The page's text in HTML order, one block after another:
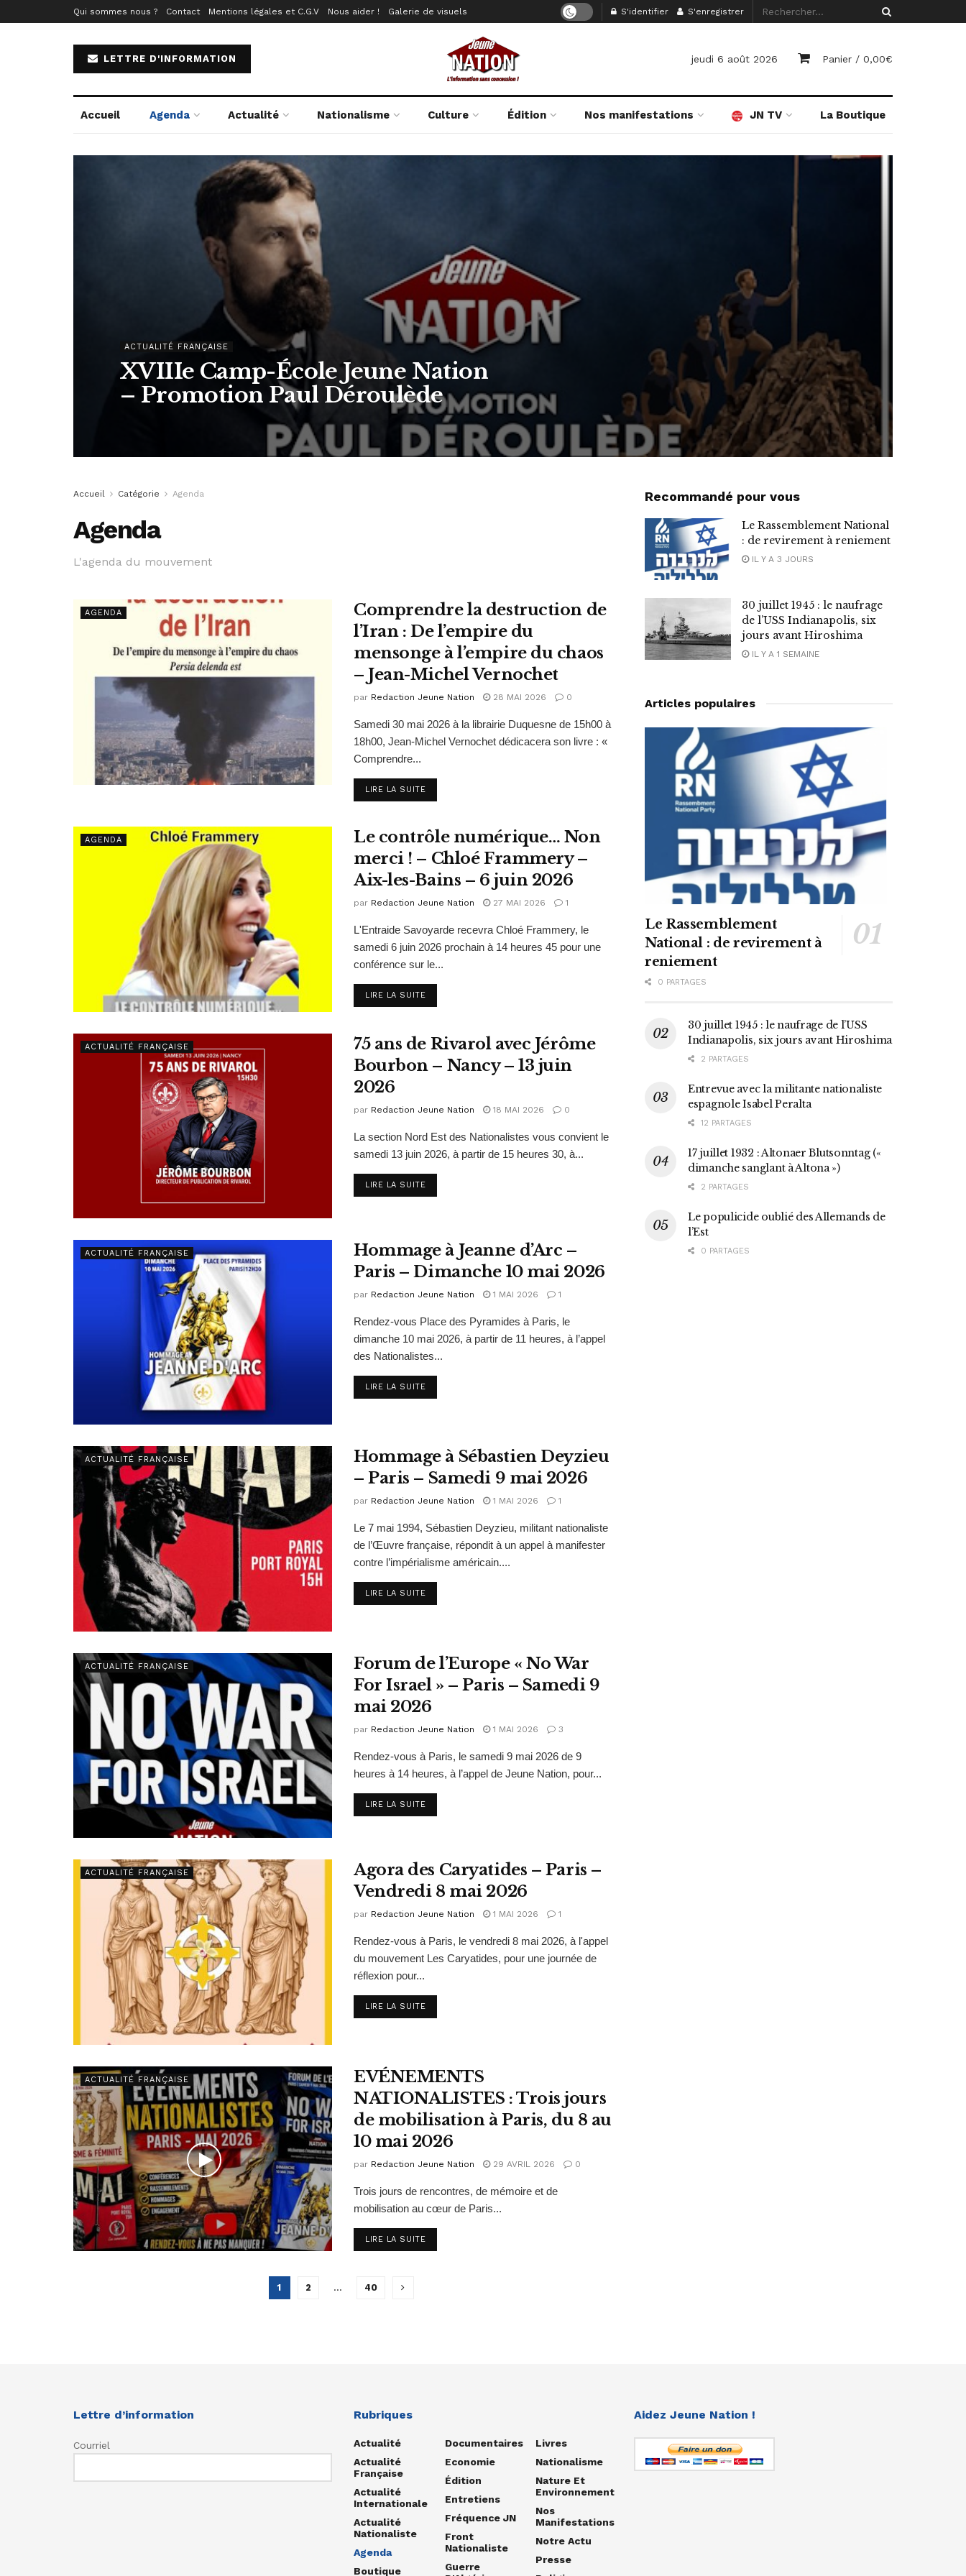
Qui sommes nous ? Contact Mentions légales et C.G.V Nous aider ! Galerie de visuels S'identifier S'enregistrer
LETTRE D'INFORMATION jeudi 6 août 2026 Panier / 0,00€
Accueil Agenda Actualité Nationalisme Culture Édition Nos manifestations JN TV La Boutique
ACTUALITÉ FRANÇAISE
XVIIIe Camp-École Jeune Nation
– Promotion Paul Déroulède
Accueil Catégorie Agenda
Agenda
L'agenda du mouvement
AGENDA
Comprendre la destruction de
l’Iran : De l’empire du
mensonge à l’empire du chaos
– Jean-Michel Vernochet
par Redaction Jeune Nation 28 MAI 2026 0
Samedi 30 mai 2026 à la librairie Duquesne de 15h00 à
18h00, Jean-Michel Vernochet dédicacera son livre : «
Comprendre...
LIRE LA SUITEDETAILS
AGENDA
Le contrôle numérique… Non
merci ! – Chloé Frammery –
Aix-les-Bains – 6 juin 2026
par Redaction Jeune Nation 27 MAI 2026 1
L'Entraide Savoyarde recevra Chloé Frammery, le
samedi 6 juin 2026 prochain à 14 heures 45 pour une
conférence sur le...
LIRE LA SUITEDETAILS
ACTUALITÉ FRANÇAISE
75 ans de Rivarol avec Jérôme
Bourbon – Nancy – 13 juin
2026
par Redaction Jeune Nation 18 MAI 2026 0
La section Nord Est des Nationalistes vous convient le
samedi 13 juin 2026, à partir de 15 heures 30, à...
LIRE LA SUITEDETAILS
ACTUALITÉ FRANÇAISE
Hommage à Jeanne d’Arc –
Paris – Dimanche 10 mai 2026
par Redaction Jeune Nation 1 MAI 2026 1
Rendez-vous Place des Pyramides à Paris, le
dimanche 10 mai 2026, à partir de 11 heures, à l’appel
des Nationalistes...
LIRE LA SUITEDETAILS
ACTUALITÉ FRANÇAISE
Hommage à Sébastien Deyzieu
– Paris – Samedi 9 mai 2026
par Redaction Jeune Nation 1 MAI 2026 1
Le 7 mai 1994, Sébastien Deyzieu, militant nationaliste
de l’Œuvre française, répondit à un appel à manifester
contre l’impérialisme américain....
LIRE LA SUITEDETAILS
ACTUALITÉ FRANÇAISE
Forum de l’Europe « No War
For Israel » – Paris – Samedi 9
mai 2026
par Redaction Jeune Nation 1 MAI 2026 3
Rendez-vous à Paris, le samedi 9 mai 2026 de 9
heures à 14 heures, à l’appel de Jeune Nation, pour...
LIRE LA SUITEDETAILS
ACTUALITÉ FRANÇAISE
Agora des Caryatides – Paris –
Vendredi 8 mai 2026
par Redaction Jeune Nation 1 MAI 2026 1
Rendez-vous à Paris, le vendredi 8 mai 2026, à l'appel
du mouvement Les Caryatides, pour une journée de
réflexion pour...
LIRE LA SUITEDETAILS
ACTUALITÉ FRANÇAISE
EVÉNEMENTS
NATIONALISTES : Trois jours
de mobilisation à Paris, du 8 au
10 mai 2026
par Redaction Jeune Nation 29 AVRIL 2026 0
Trois jours de rencontres, de mémoire et de
mobilisation au cœur de Paris...
LIRE LA SUITEDETAILS
1 2 … 40
Recommandé pour vous
Le Rassemblement National
: de revirement à reniement
IL Y A 3 JOURS
30 juillet 1945 : le naufrage
de l’USS Indianapolis, six
jours avant Hiroshima
IL Y A 1 SEMAINE
Articles populaires
Le Rassemblement
National : de revirement à
reniement
0 PARTAGES
30 juillet 1945 : le naufrage de l’USS
Indianapolis, six jours avant Hiroshima
2 PARTAGES
Entrevue avec la militante nationaliste
espagnole Isabel Peralta
12 PARTAGES
17 juillet 1932 : Altonaer Blutsonntag («
dimanche sanglant à Altona »)
2 PARTAGES
Le populicide oublié des Allemands de
l’Est
0 PARTAGES
Lettre d’information
Courriel
Rubriques
Actualité
Actualité
Française
Actualité
Internationale
Actualité
Nationaliste
Agenda
Boutique
Documentaires
Economie
Édition
Entretiens
Fréquence JN
Front
Nationaliste
Guerre
Livres
Nationalisme
Nature Et
Environnement
Nos
Manifestations
Notre Actu
Presse
Aidez Jeune Nation !